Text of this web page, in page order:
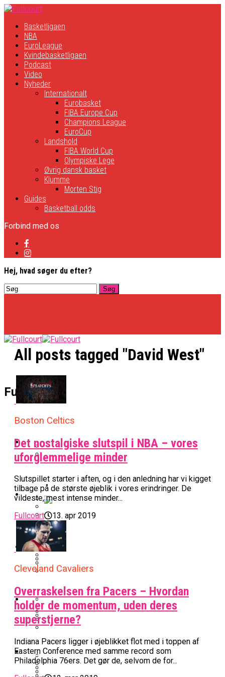
Basketligaen
NBA
EuroLeague
Kvindebasketligaen
Podcast
Video
Nyheder
Internationalt
Eurobasket
FIBA Europe Cup
Champions League
EuroCup
Landshold
FIBA World Cup
Olympiske Lege
Øvrig dansk basket
Klumme
Morten Stig
Guides
Basketball odds
Forbind med os
Hej, hvad søger du efter?
Fullcourt
Basketligaen
Officielt: Vejen Gafler Dansker Hos Rabbits
BK Vejen Opruster: Amerikansk Point
Guard På Plads
Nu Står Det Klart: Den Dag Starter
Basketligaen
Værløse-Komet Skifter Til Den Bedste
Spanske Række
Officielt: Bakken Skal Spille Champions
League-Kvalifikation
NBA
Warriors Forlænger Med Succestræner
Miami Heat Smider Skandaleramt Spiller
På Porten
All-Star Guard Nærmer Sig Comeback
EuroLeague
Danskerne Imponerede Torsdag Aften I
EuroLeague
Anders Sommer Scorer Kæmpe Trænerjob
I EuroLeague
Sølv Til Tobias Jensen: Bayern Er Tysk
Mester Efter To Missede Ulm-Matchbolde
Kvindebasketligaen
Karrieren I Schweiz
Efter ‘The Double’: Kvindebasketligaens
MVP Rykker Til Sverige
Podcast
Trænere, Gav Man Sig 100 Procent”
Video
All posts tagged "David West"
Boston Celtics
Det nostalgiske slutspil i NBA – vores
uforglemmelige minder
Slutspillet starter i aften, og i den anledning har vi kigget
tilbage på de største øjeblik i vores erindringer. De
vildeste, mest intense minder...
Fullcourt
13. apr 2019
Cleveland Cavaliers
Overraskelsen fra Pacers – Hvordan
holder de momentum, uden deres
superstjerne?
Indiana Pacers ligger i øjeblikket flot med i toppen af
Eastern Conference med samme record som
Philadelphia 76ers. Det gør de, selvom de for...